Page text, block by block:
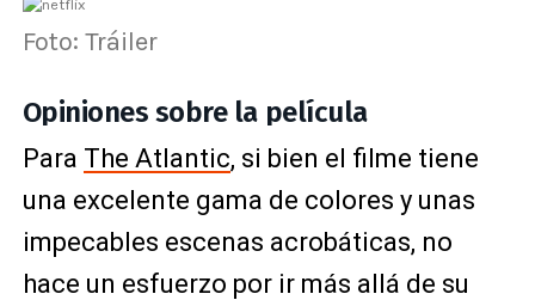
Foto: Tráiler
Opiniones sobre la película
Para The Atlantic, si bien el filme tiene
una excelente gama de colores y unas
impecables escenas acrobáticas, no
hace un esfuerzo por ir más allá de su